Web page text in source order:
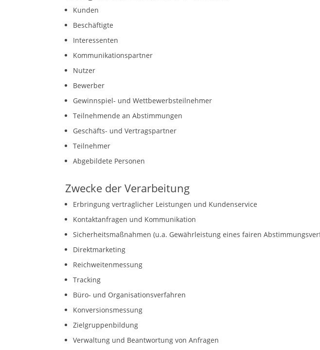
Kunden
Beschäftigte
Interessenten
Kommunikationspartner
Nutzer
Bewerber
Gewinnspiel- und Wettbewerbsteilnehmer
Teilnehmende an Abstimmungen
Geschäfts- und Vertragspartner
Teilnehmer
Abgebildete Personen
Zwecke der Verarbeitung
Erbringung vertraglicher Leistungen und Kundenservice
Kontaktanfragen und Kommunikation
Sicherheitsmaßnahmen (u.a. Gewährleistung eines fairen
Direktmarketing
Reichweitenmessung
Tracking
Büro- und Organisationsverfahren
Konversionsmessung
Zielgruppenbildung
Verwaltung und Beantwortung von Anfragen